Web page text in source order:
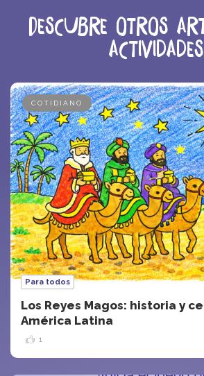
Descubre otros
actividades
COTIDIANO
Para todos
Los Reyes Magos: historia y
América Latina
1